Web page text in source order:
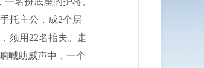
托主公，成2个层
须用22名抬夫。走
喊助威声中，一个